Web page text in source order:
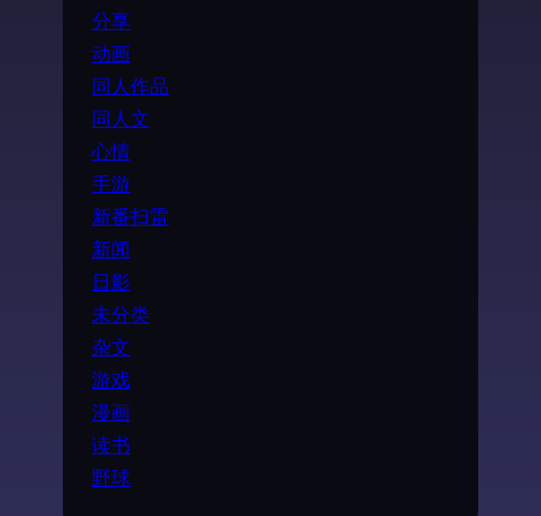
分享
动画
同人作品
同人文
心情
手游
新番扫雷
新闻
日影
未分类
杂文
游戏
漫画
读书
野球